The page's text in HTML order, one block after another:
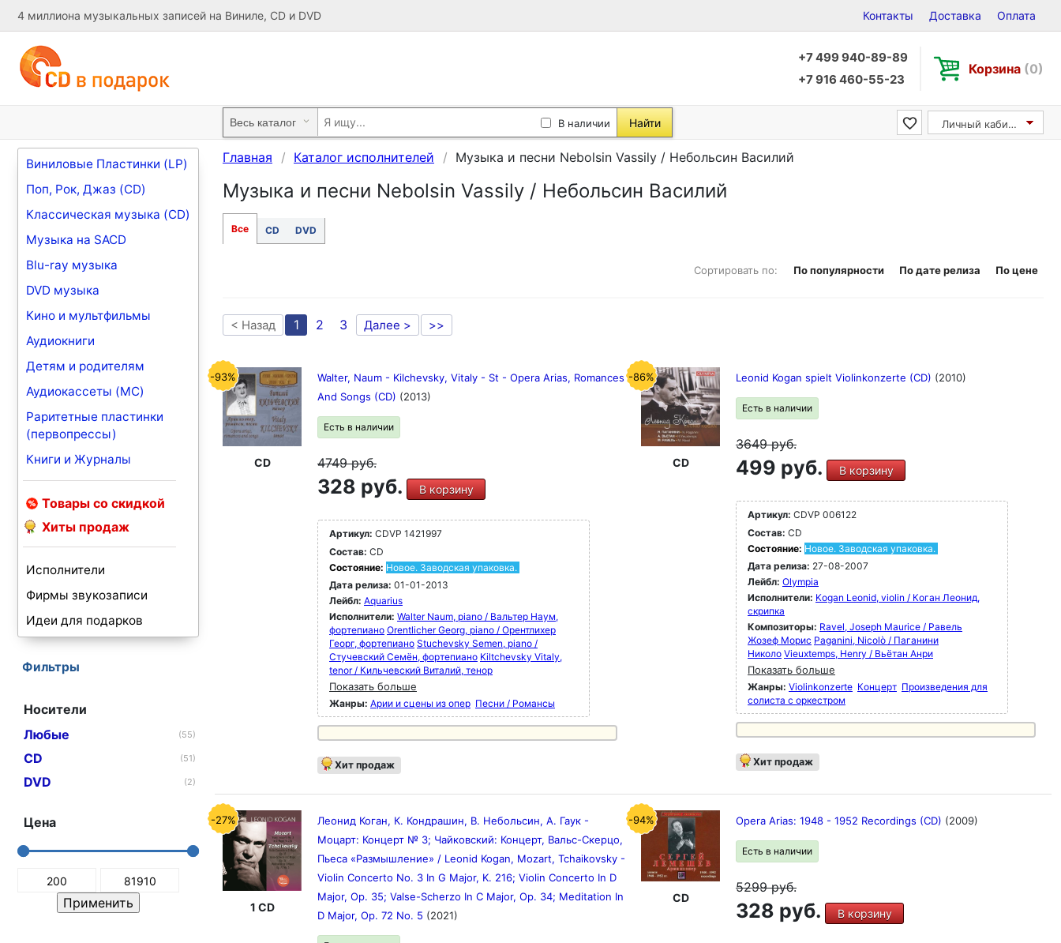
4 миллиона музыкальных записей на Виниле, CD и DVD Контакты Доставка Оплата
+7 499 940-89-89
+7 916 460-55-23
Корзина (0)
В наличии Найти Личный кабинет
Виниловые Пластинки (LP)
Поп, Рок, Джаз (CD)
Классическая музыка (CD)
Музыка на SACD
Blu-ray музыка
DVD музыка
Кино и мультфильмы
Аудиокниги
Детям и родителям
Аудиокассеты (MC)
Раритетные пластинки
(первопрессы)
Книги и Журналы
Товары со скидкой
Хиты продаж
Исполнители
Фирмы звукозаписи
Идеи для подарков
Фильтры
Носители
Любые
(55)
CD (51)
DVD (2)
Цена
Главная Каталог исполнителей Музыка и песни Nebolsin Vassily / Небольсин Василий
Музыка и песни Nebolsin Vassily / Небольсин Василий
Все CD DVD
Сортировать по: По популярности По дате релиза По цене
< Назад 1 2 3 Далее > >>
-93%
CD
Walter, Naum - Kilchevsky, Vitaly - St - Opera Arias, Romances
And Songs (CD) (2013)
Есть в наличии
4749руб.
328 руб. В корзину
Артикул: CDVP 1421997
Состав: CD
Состояние: Новое. Заводская упаковка.
Дата релиза: 01-01-2013
Лейбл: Aquarius
Исполнители: Walter Naum, piano / Вальтер Наум,
фортепиано Orentlicher Georg, piano / Орентлихер
Георг, фортепиано Stuchevsky Semen, piano /
Стучевский Семён, фортепиано Kiltchevsky Vitaly,
tenor / Кильчевский Виталий, тенор
Показать больше
Жанры: Арии и сцены из опер Песни / Романсы
Хит продаж
-86%
CD
Leonid Kogan spielt Violinkonzerte (CD) (2010)
Есть в наличии
3649руб.
499 руб. В корзину
Артикул: CDVP 006122
Состав: CD
Состояние: Новое. Заводская упаковка.
Дата релиза: 27-08-2007
Лейбл: Olympia
Исполнители: Kogan Leonid, violin / Коган Леонид,
скрипка
Композиторы: Ravel, Joseph Maurice / Равель
Жозеф Морис Paganini, Nicolò / Паганини
Николо Vieuxtemps, Henry / Вьётан Анри
Показать больше
Жанры: Violinkonzerte Концерт Произведения для
солиста с оркестром
Хит продаж
-27%
1 CD
Леонид Коган, К. Кондрашин, В. Небольсин, А. Гаук -
Моцарт: Концерт № 3; Чайковский: Концерт, Вальс-Скерцо,
Пьеса «Размышление» / Leonid Kogan, Mozart, Tchaikovsky -
Violin Concerto No. 3 In G Major, K. 216; Violin Concerto In D
Major, Op. 35; Valse-Scherzo In C Major, Op. 34; Meditation In
D Major, Op. 72 No. 5 (2021)
-94%
CD
Opera Arias: 1948 - 1952 Recordings (CD) (2009)
Есть в наличии
5299руб.
328 руб. В корзину